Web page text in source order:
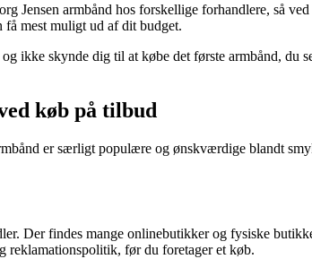
armbånd hos forskellige forhandlere, så
få mest muligt ud af dit budget.
ikke skynde dig til at købe det første armbånd, du
køb på tilbud
er særligt populære og ønskværdige blandt
Der findes mange onlinebutikker og fysiske
reklamationspolitik, før du foretager et køb.